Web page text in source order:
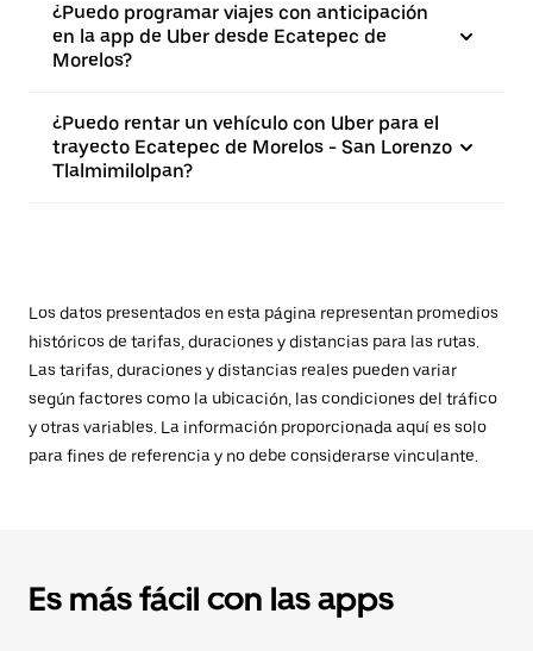
¿Puedo programar viajes con anticipación
en la app de Uber desde Ecatepec de
Morelos?
¿Puedo rentar un vehículo con Uber para el
trayecto Ecatepec de Morelos - San Lorenzo
Tlalmimilolpan?
Los datos presentados en esta página representan promedios
históricos de tarifas, duraciones y distancias para las rutas.
Las tarifas, duraciones y distancias reales pueden variar
según factores como la ubicación, las condiciones del tráfico
y otras variables. La información proporcionada aquí es solo
para fines de referencia y no debe considerarse vinculante.
Es más fácil con las apps